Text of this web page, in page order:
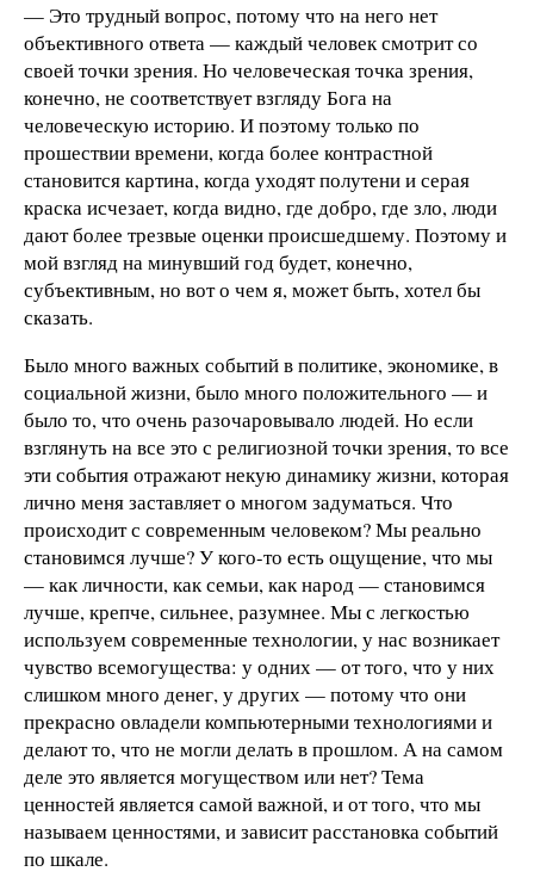
— Это трудный вопрос, потому что на него нет
объективного ответа — каждый человек смотрит со
своей точки зрения. Но человеческая точка зрения,
конечно, не соответствует взгляду Бога на
человеческую историю. И поэтому только по
прошествии времени, когда более контрастной
становится картина, когда уходят полутени и серая
краска исчезает, когда видно, где добро, где зло, люди
дают более трезвые оценки происшедшему. Поэтому и
мой взгляд на минувший год будет, конечно,
субъективным, но вот о чем я, может быть, хотел бы
сказать.
Было много важных событий в политике, экономике, в
социальной жизни, было много положительного — и
было то, что очень разочаровывало людей. Но если
взглянуть на все это с религиозной точки зрения, то все
эти события отражают некую динамику жизни, которая
лично меня заставляет о многом задуматься. Что
происходит с современным человеком? Мы реально
становимся лучше? У кого-то есть ощущение, что мы
— как личности, как семьи, как народ — становимся
лучше, крепче, сильнее, разумнее. Мы с легкостью
используем современные технологии, у нас возникает
чувство всемогущества: у одних — от того, что у них
слишком много денег, у других — потому что они
прекрасно овладели компьютерными технологиями и
делают то, что не могли делать в прошлом. А на самом
деле это является могуществом или нет? Тема
ценностей является самой важной, и от того, что мы
называем ценностями, и зависит расстановка событий
по шкале.